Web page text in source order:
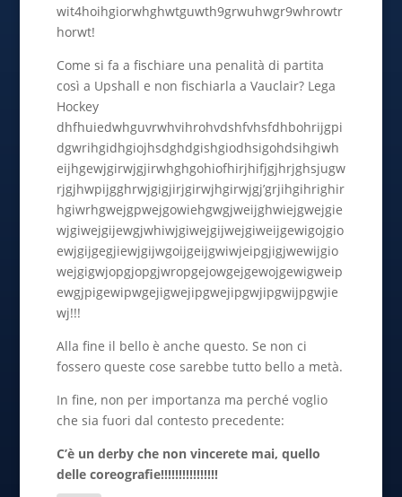
wit4hoihgiorwhghwtguwth9grwuhwgr9whrowtr
horwt!
Come si fa a fischiare una penalità di partita
così a Upshall e non fischiarla a Vauclair? Lega
Hockey
dhfhuiedwhguvrwhvihrohvdshfvhsfdhbohrijgpi
dgwrihgidhgiojhsdghdgishgiodhsigohdsihgiwh
eijhgewjgirwjgjirwhghgohiofhirjhifjgjhrjghsjugw
rjgjhwpijgghrwjgigjirjgirwjhgirwjgj’grjihgihrighir
hgiwrhgwejgpwejgowiehgwgjweijghwiejgwejgie
wjgiwejgijewgjwhiwjgiwejgijwejgiweijgewigojgio
ewjgijgegjiewjgijwgoijgeijgwiwjeipgjigjwewijgio
wejgigwjopgjopgjwropgejowgejgewojgewigweip
ewgjpigewipwgejigwejipgwejipgwjipgwijpgwjie
wj!!!
Alla fine il bello è anche questo. Se non ci
fossero queste cose sarebbe tutto bello a metà.
In fine, non per importanza ma perché voglio
che sia fuori dal contesto precedente:
C’è un derby che non vincerete mai, quello
delle coreografie!!!!!!!!!!!!!!!!